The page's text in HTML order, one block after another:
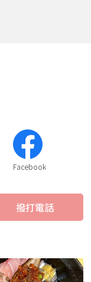
Facebook
撥打電話